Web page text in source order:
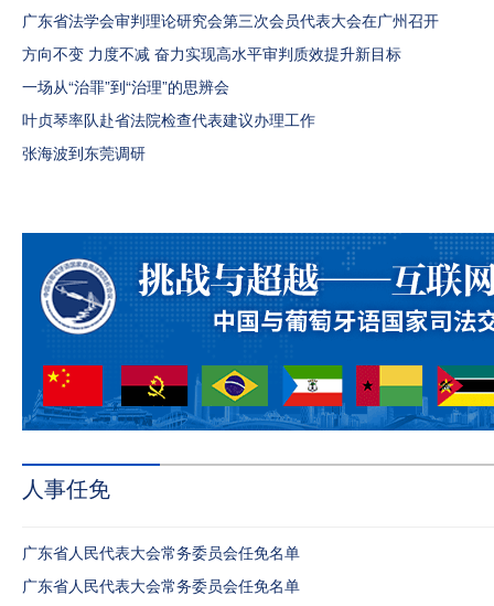
广东省法学会审判理论研究会第三次会员代表大会在广州召开
方向不变 力度不减 奋力实现高水平审判质效提升新目标
一场从“治罪”到“治理”的思辨会
叶贞琴率队赴省法院检查代表建议办理工作
张海波到东莞调研
人事任免
广东省人民代表大会常务委员会任免名单
广东省人民代表大会常务委员会任免名单